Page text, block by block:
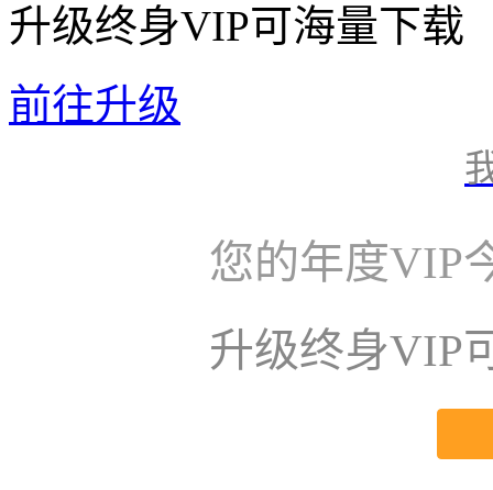
升级终身VIP可海量下载
前往升级
您的年度VIP
升级终身VIP